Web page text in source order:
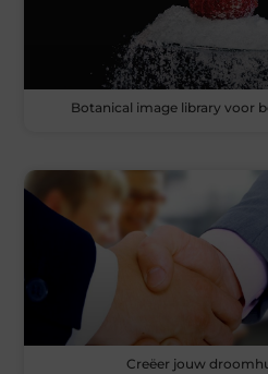
Botanical image library voor
Creëer jouw